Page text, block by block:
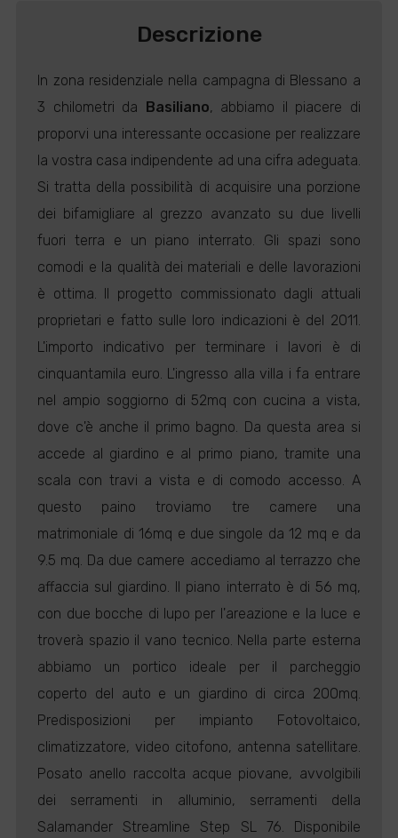
Descrizione
In zona residenziale nella campagna di Blessano a
3 chilometri da Basiliano, abbiamo il piacere di
proporvi una interessante occasione per realizzare
la vostra casa indipendente ad una cifra adeguata.
Si tratta della possibilità di acquisire una porzione
dei bifamigliare al grezzo avanzato su due livelli
fuori terra e un piano interrato. Gli spazi sono
comodi e la qualità dei materiali e delle lavorazioni
è ottima. Il progetto commissionato dagli attuali
proprietari e fatto sulle loro indicazioni è del 2011.
L'importo indicativo per terminare i lavori è di
cinquantamila euro. L'ingresso alla villa i fa entrare
nel ampio soggiorno di 52mq con cucina a vista,
dove c'è anche il primo bagno. Da questa area si
accede al giardino e al primo piano, tramite una
scala con travi a vista e di comodo accesso. A
questo paino troviamo tre camere una
matrimoniale di 16mq e due singole da 12 mq e da
9.5 mq. Da due camere accediamo al terrazzo che
affaccia sul giardino. Il piano interrato è di 56 mq,
con due bocche di lupo per l'areazione e la luce e
troverà spazio il vano tecnico. Nella parte esterna
abbiamo un portico ideale per il parcheggio
coperto del auto e un giardino di circa 200mq.
Predisposizioni per impianto Fotovoltaico,
climatizzatore, video citofono, antenna satellitare.
Posato anello raccolta acque piovane, avvolgibili
dei serramenti in alluminio, serramenti della
Salamander Streamline Step SL 76. Disponibile